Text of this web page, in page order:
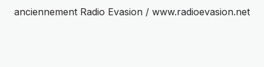
anciennement Radio Evasion / www.radioevasion.net